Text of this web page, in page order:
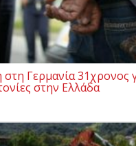
Γερμανία 31χρονος
στην Ελλάδα